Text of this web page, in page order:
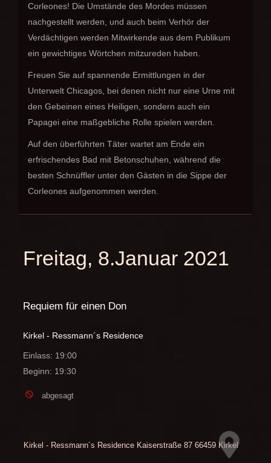
Corleones! Die Umstände des Mordes müssen
nachgestellt werden, und auch beim Verhör der
Verdächtigen werden Mitwirkende aus dem Publikum
ein gewichtiges Wörtchen mitzureden haben.
Freuen Sie auf spannende Ermittlungen in der
Unterwelt Chicagos, bei denen nicht nur eine Urne mit
den Gebeinen eines Heiligen, sondern auch ein
Papagei eine maßgebliche Rolle spielen werden.
Auf den überführten Täter wartet am Ende ein
erfrischendes Bad mit Betonschuhen, während die
besten Schnüffler unter den Gästen in die Sippe der
Corleones aufgenommen werden.
Freitag, 8.Januar 2021
Requiem für einen Don
Kirkel - Ressmann´s Residence
Einlass: 19:00
Beginn: 19:30
abgesagt
Kirkel - Ressmann´s ResidenceKaiserstraße 87 66459 Kirkel